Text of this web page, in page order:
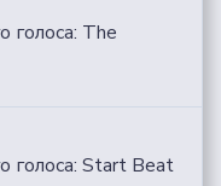
голоса: The
голоса: Start Beat